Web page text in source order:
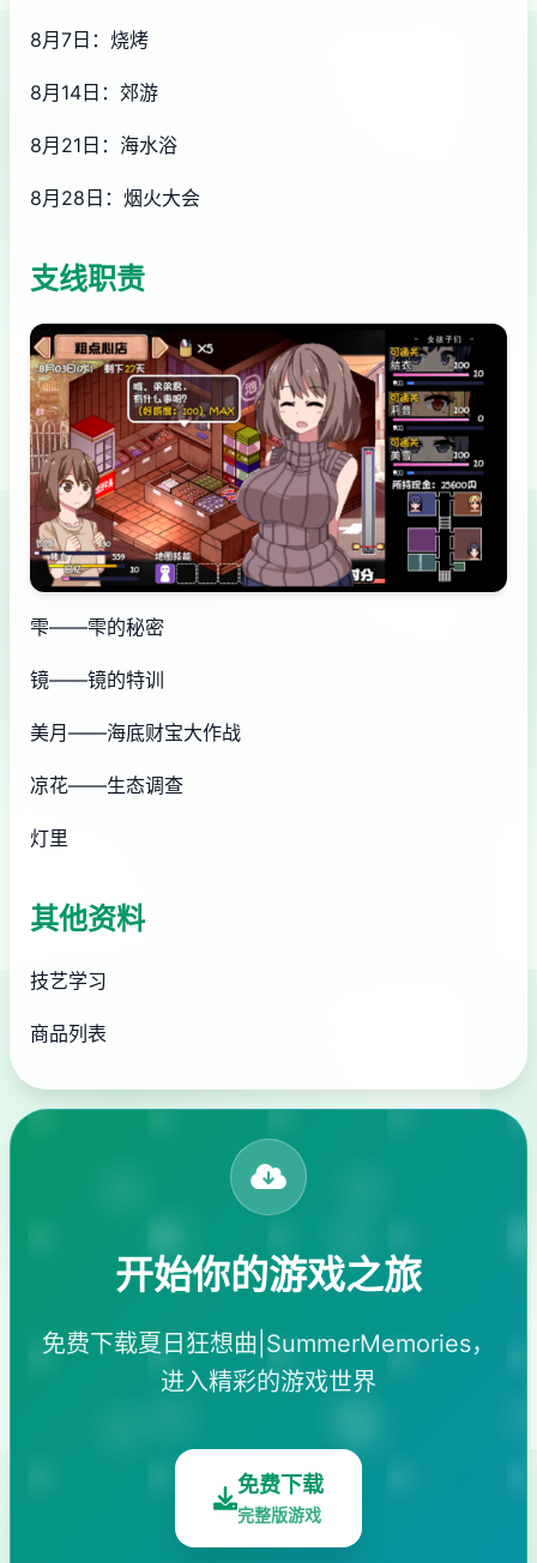
8月7日：烧烤
8月14日：郊游
8月21日：海水浴
8月28日：烟火大会
支线职责
雫——雫的秘密
镜——镜的特训
美月——海底财宝大作战
凉花——生态调查
灯里
其他资料
技艺学习
商品列表
开始你的游戏之旅
免费下载夏日狂想曲|SummerMemories，
进入精彩的游戏世界
免费下载
完整版游戏